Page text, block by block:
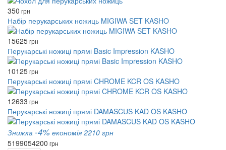
350 грн
Набір перукарських ножиць MIGIWA SET KASHO
15625грн
Перукарські ножиці прямі Basic Impression KASHO
10125грн
Перукарські ножиці прямі CHROME KCR OS KASHO
12633 грн
Перукарські ножиці прямі DAMASCUS KAD OS KASHO
Знижка -4% економія 2210 грн
5199054200 грн